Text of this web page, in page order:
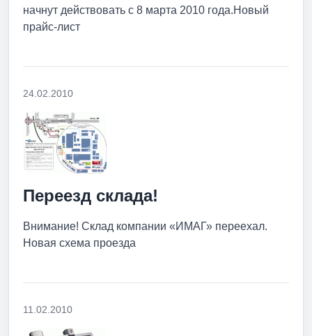
начнут действовать с 8 марта 2010 года.Новый
прайс-лист
24.02.2010
Переезд склада!
Внимание! Cклад компании «ИМАГ» переехал.
Новая схема проезда
11.02.2010